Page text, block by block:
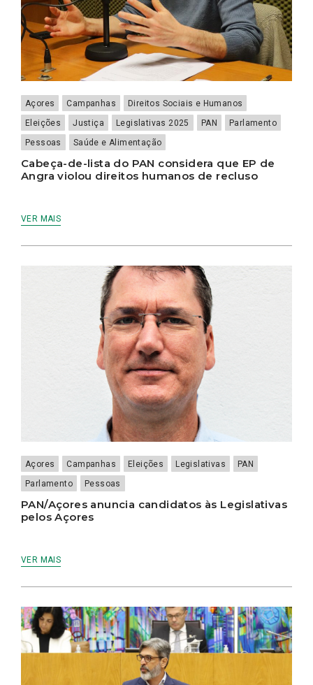
Açores Campanhas
Direitos Sociais e Humanos
Eleições
Justiça Legislativas 2025 PAN
Parlamento
Pessoas
Saúde e Alimentação
Cabeça-de-lista do PAN considera que EP de
Angra violou direitos humanos de recluso
VER MAIS
Açores Campanhas Eleições Legislativas
PAN
Parlamento
Pessoas
PAN/Açores anuncia candidatos às Legislativas
pelos Açores
VER MAIS